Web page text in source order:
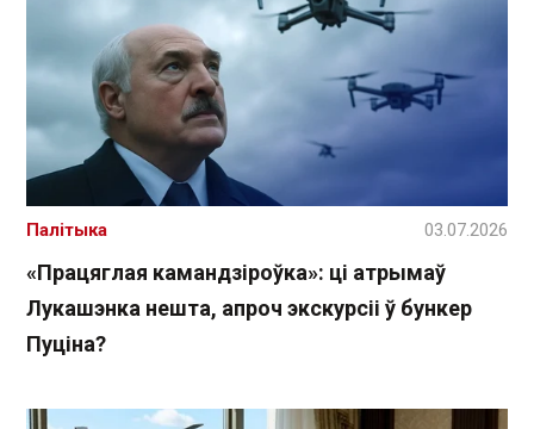
«Працяглая камандзіроўка»: ці атрымаў
Лукашэнка нешта, апроч экскурсіі ў бункер
Пуціна?
Палітыка 03.07.2026